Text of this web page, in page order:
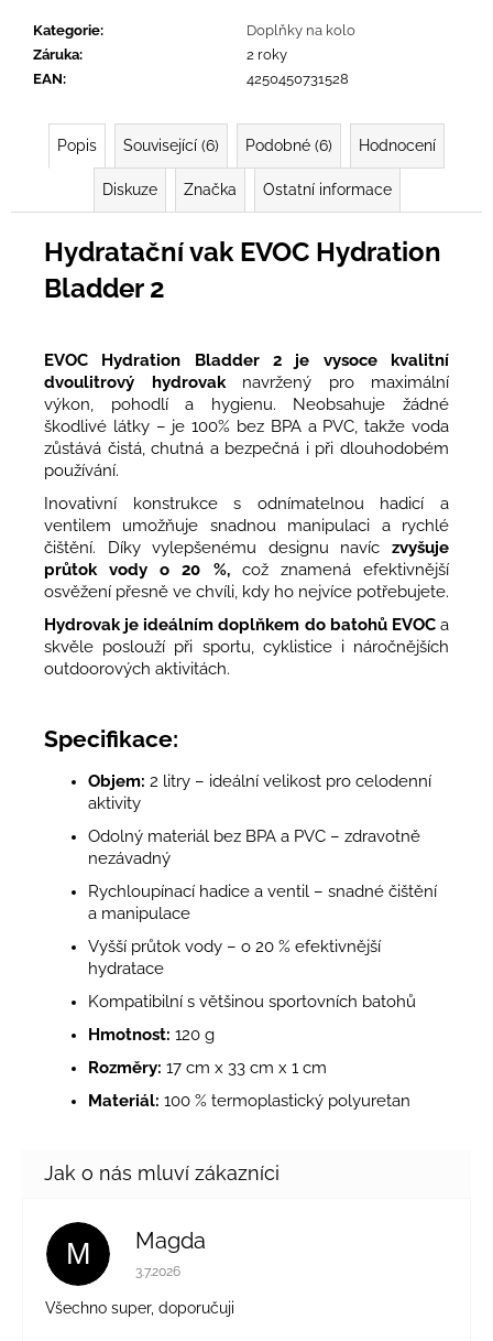
Kategorie:
Doplňky na kolo
Záruka:
2 roky
EAN: 4250450731528
Popis Související (6) Podobné (6) Hodnocení
Diskuze Značka Ostatní informace
Hydratační vak EVOC Hydration
Bladder 2
EVOC Hydration Bladder 2 je vysoce kvalitní
dvoulitrový hydrovaknavržený pro maximální
výkon, pohodlí a hygienu. Neobsahuje žádné
škodlivé látky – je 100% bez BPA a PVC, takže voda
zůstává čistá, chutná a bezpečná i při dlouhodobém
používání.
Inovativní konstrukce s odnímatelnou hadicí a
ventilem umožňuje snadnou manipulaci a rychlé
čištění. Díky vylepšenému designu navíc zvyšuje
průtok vody o 20 %,což znamená efektivnější
osvěžení přesně ve chvíli, kdy ho nejvíce potřebujete.
Hydrovak je ideálním doplňkem do batohů EVOCa
skvěle poslouží při sportu, cyklistice i náročnějších
outdoorových aktivitách.
Specifikace:
Objem: 2 litry – ideální velikost pro celodenní
aktivity
Odolný materiál bez BPA a PVC – zdravotně
nezávadný
Rychloupínací hadice a ventil – snadné čištění
a manipulace
Vyšší průtok vody – o 20 % efektivnější
hydratace
Kompatibilní s většinou sportovních batohů
Hmotnost: 120 g
Rozměry: 17 cm x 33 cm x 1 cm
Materiál: 100 % termoplastický polyuretan
M Magda
Hodnocení obchodu je 5 z 5 hvězdiček.
3.7.2026
Všechno super, doporučuji